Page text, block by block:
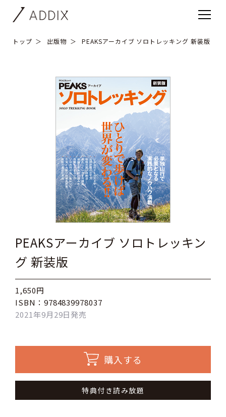
トップ 出版物 PEAKSアーカイブ ソロトレッキング 新装版
PEAKSアーカイブ ソロトレッキン
グ 新装版
1,650円
ISBN：9784839978037
2021年9月29日発売
購入する
特典付き読み放題